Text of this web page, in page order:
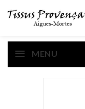
MENU